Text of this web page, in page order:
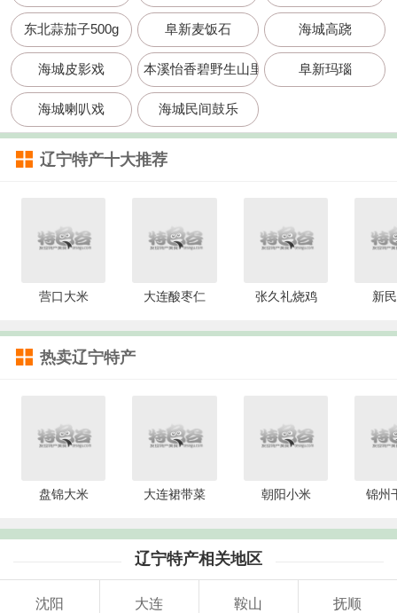
东北蒜茄子500g 阜新麦饭石 海城高跷
海城皮影戏 本溪怡香碧野生山里红汁 600mlx10袋
阜新玛瑙
海城喇叭戏 海城民间鼓乐
辽宁特产十大推荐
营口大米 大连酸枣仁 张久礼烧鸡 新
热卖辽宁特产
盘锦大米 大连裙带菜 朝阳小米 锦州
辽宁特产相关地区
沈阳 大连 鞍山 抚顺